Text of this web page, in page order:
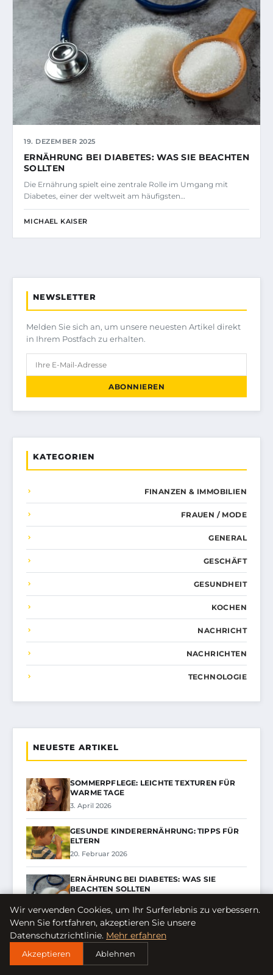
19. DEZEMBER 2025
ERNÄHRUNG BEI DIABETES: WAS SIE BEACHTEN
SOLLTEN
Die Ernährung spielt eine zentrale Rolle im Umgang mit
Diabetes, einer der weltweit am häufigsten…
MICHAEL KAISER
NEWSLETTER
Melden Sie sich an, um unsere neuesten Artikel direkt
in Ihrem Postfach zu erhalten.
ABONNIEREN
KATEGORIEN
FINANZEN & IMMOBILIEN
FRAUEN / MODE
GENERAL
GESCHÄFT
GESUNDHEIT
KOCHEN
NACHRICHT
NACHRICHTEN
TECHNOLOGIE
NEUESTE ARTIKEL
SOMMERPFLEGE: LEICHTE TEXTUREN FÜR
WARME TAGE
3. April 2026
GESUNDE KINDERERNÄHRUNG: TIPPS FÜR
ELTERN
20. Februar 2026
ERNÄHRUNG BEI DIABETES: WAS SIE
BEACHTEN SOLLTEN
Wir verwenden Cookies, um Ihr Surferlebnis zu verbessern.
Wenn Sie fortfahren, akzeptieren Sie unsere
Datenschutzrichtlinie. Mehr erfahren
Akzeptieren Ablehnen